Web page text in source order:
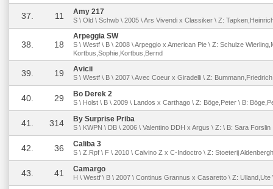
37. 11 Amy 217
S \ Old \ Schwb \ 2005 \ Ars Vivendi x Classiker \ Z:
38. 18
Arpeggia SW
S \ Westf \ B \ 2008 \ Arpeggio x American Pie \ Z: Schulze
Kortbus,Sophie,Kortbus,Bernd
39. 19 Avicii
S \ Westf \ B \ 2007 \ Avec Coeur x Giradelli \ Z:
40. 29 Bo Derek 2
S \ Holst \ B \ 2009 \ Landos x Carthago \ Z: Böge,Peter \ B:
41. 314 By Surprise Priba
S \ KWPN \ DB \ 2006 \ Valentino DDH x Argus \ Z: \ B: Sara Forslin
42. 36 Caliba 3
S \ Z.Rpf \ F \ 2010 \ Calvino Z x C-Indoctro \ Z: Stoeterij
43. 41 Camargo
H \ Westf \ B \ 2007 \ Continus Grannus x Casaretto \ Z: Ulland,Ute